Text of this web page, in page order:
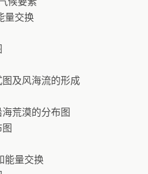
量交换
及风海流的形成
荒漠的分布图
能量交换